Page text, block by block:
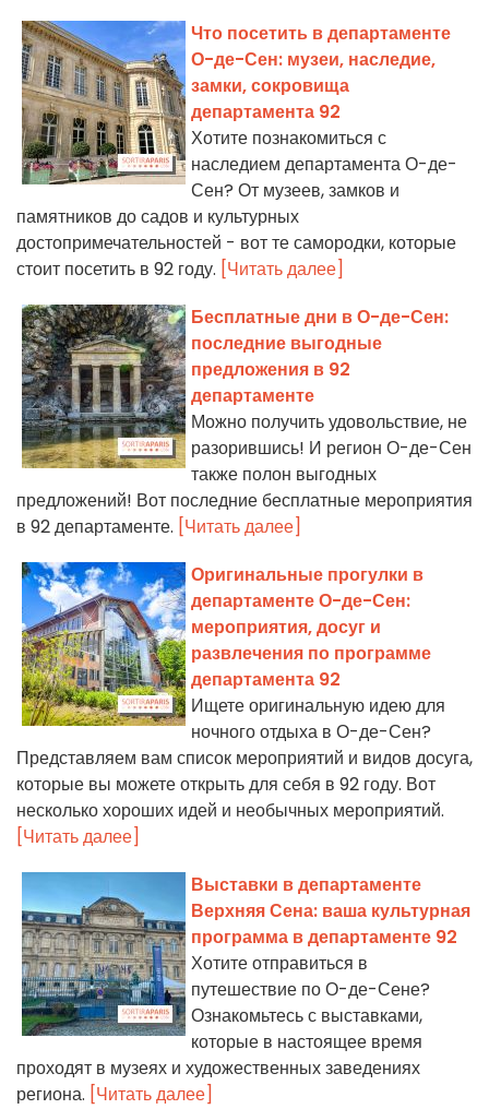
Что посетить в департаменте
О-де-Сен: музеи, наследие,
замки, сокровища
департамента 92
Хотите познакомиться с
наследием департамента О-де-
Сен? От музеев, замков и
памятников до садов и культурных
достопримечательностей - вот те самородки, которые
стоит посетить в 92 году. [Читать далее]
Бесплатные дни в О-де-Сен:
последние выгодные
предложения в 92
департаменте
Можно получить удовольствие, не
разорившись! И регион О-де-Сен
также полон выгодных
предложений! Вот последние бесплатные мероприятия
в 92 департаменте. [Читать далее]
Оригинальные прогулки в
департаменте О-де-Сен:
мероприятия, досуг и
развлечения по программе
департамента 92
Ищете оригинальную идею для
ночного отдыха в О-де-Сен?
Представляем вам список мероприятий и видов досуга,
которые вы можете открыть для себя в 92 году. Вот
несколько хороших идей и необычных мероприятий.
[Читать далее]
Выставки в департаменте
Верхняя Сена: ваша культурная
программа в департаменте 92
Хотите отправиться в
путешествие по О-де-Сене?
Ознакомьтесь с выставками,
которые в настоящее время
проходят в музеях и художественных заведениях
региона. [Читать далее]